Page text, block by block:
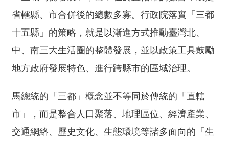
網
導
覽
民
信
箱
省轄縣、市合併後的總數多寡。行政院落實「三都
十五縣」的策略，就是以漸進方式推動臺灣北、
中、南三大生活圈的整體發展，並以政策工具鼓勵
地方政府發展特色、進行跨縣市的區域治理。
馬總統的「三都」概念並不等同於傳統的「直轄
市」，而是整合人口聚落、地理區位、經濟產業、
交通網絡、歷史文化、生態環境等諸多面向的「生